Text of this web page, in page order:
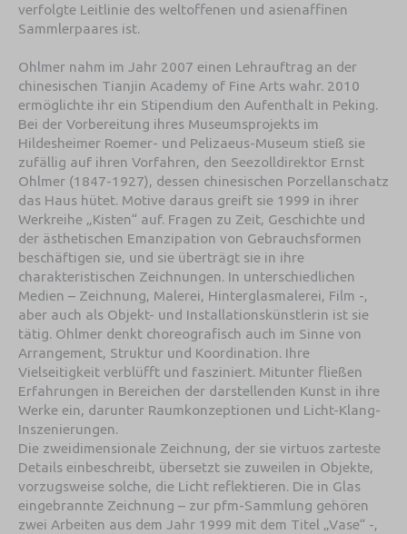
verfolgte Leitlinie des weltoffenen und asienaffinen
Sammlerpaares ist.
Ohlmer nahm im Jahr 2007 einen Lehrauftrag an der
chinesischen Tianjin Academy of Fine Arts wahr. 2010
ermöglichte ihr ein Stipendium den Aufenthalt in Peking.
Bei der Vorbereitung ihres Museumsprojekts im
Hildesheimer Roemer- und Pelizaeus-Museum stieß sie
zufällig auf ihren Vorfahren, den Seezolldirektor Ernst
Ohlmer (1847-1927), dessen chinesischen Porzellanschatz
das Haus hütet. Motive daraus greift sie 1999 in ihrer
Werkreihe „Kisten“ auf. Fragen zu Zeit, Geschichte und
der ästhetischen Emanzipation von Gebrauchsformen
beschäftigen sie, und sie überträgt sie in ihre
charakteristischen Zeichnungen. In unterschiedlichen
Medien – Zeichnung, Malerei, Hinterglasmalerei, Film -,
aber auch als Objekt- und Installationskünstlerin ist sie
tätig. Ohlmer denkt choreografisch auch im Sinne von
Arrangement, Struktur und Koordination. Ihre
Vielseitigkeit verblüfft und fasziniert. Mitunter fließen
Erfahrungen in Bereichen der darstellenden Kunst in ihre
Werke ein, darunter Raumkonzeptionen und Licht-Klang-
Inszenierungen.
Die zweidimensionale Zeichnung, der sie virtuos zarteste
Details einbeschreibt, übersetzt sie zuweilen in Objekte,
vorzugsweise solche, die Licht reflektieren. Die in Glas
eingebrannte Zeichnung – zur pfm-Sammlung gehören
zwei Arbeiten aus dem Jahr 1999 mit dem Titel „Vase“ -,